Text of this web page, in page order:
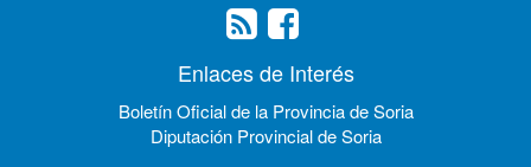
Enlaces de Interés
Boletín Oficial de la Provincia de Soria
Diputación Provincial de Soria